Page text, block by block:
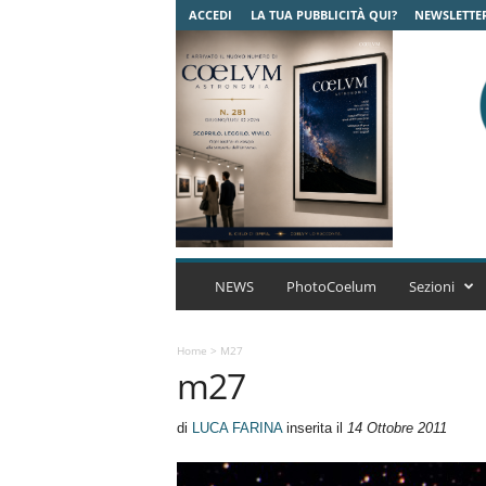
ACCEDI LA TUA PUBBLICITÀ QUI?
C
r
NEWS PhotoCoelum Sezioni
Home > M27
m27
di LUCA FARINAinserita il 14 Ottobre 2011